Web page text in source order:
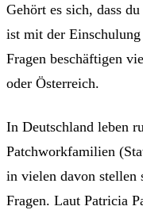
Gehört es sich, dass
ist mit der
Fragen beschäftigen
oder Österreich.
In Deutschland leben
Patchworkfamilien
in vielen davon stellen
Fragen. Laut Patricia